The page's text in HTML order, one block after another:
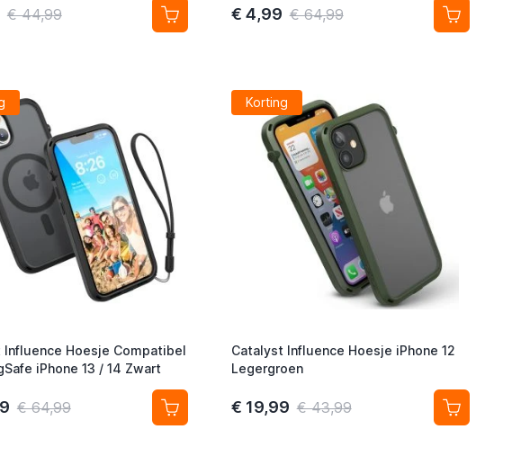
€ 44,99 € 4,99 € 64,99
Influence Hoesje Compatibel
iPhone 13 / 14 Zwart
€ 64,99
Korting
Catalyst Influence Hoesje iPhone 12
Legergroen
€ 19,99 € 43,99